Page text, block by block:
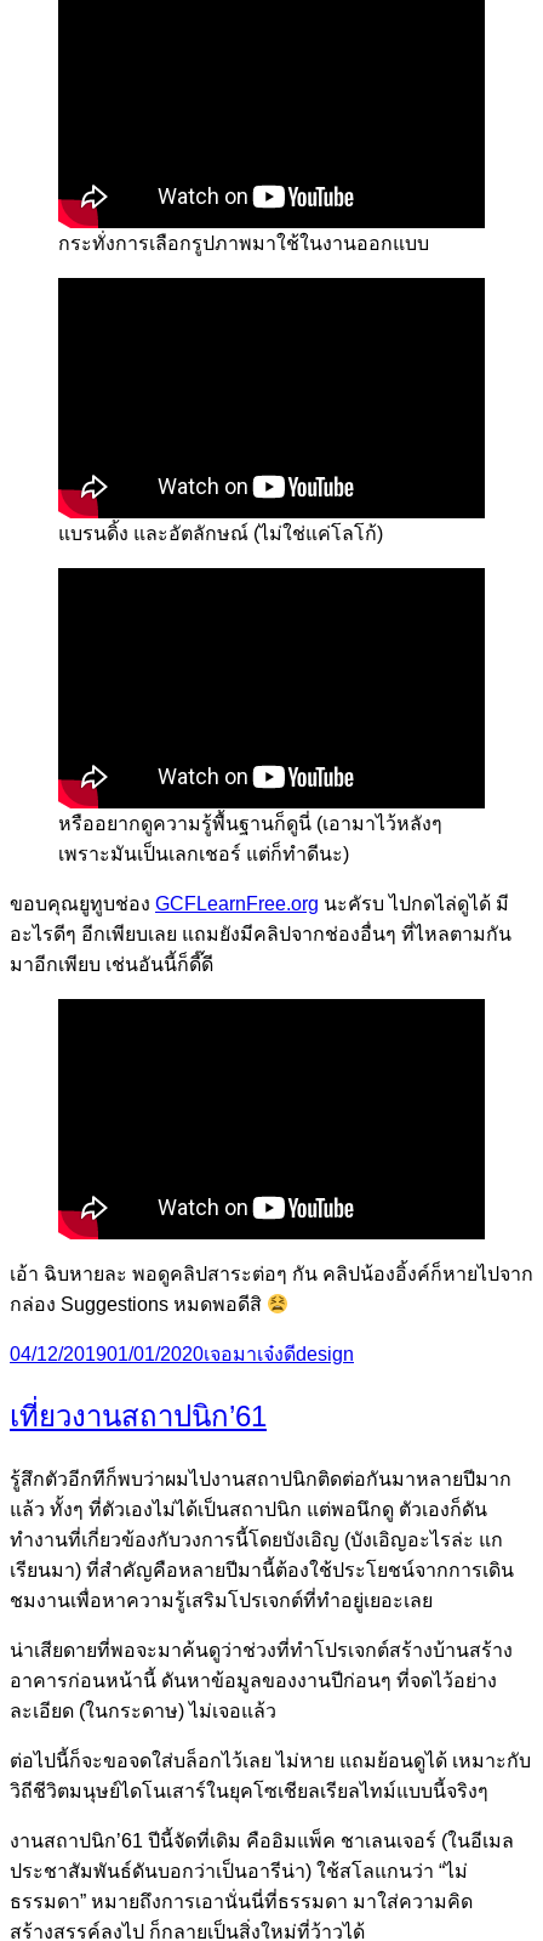
กระทั่งการเลือกรูปภาพมาใช้ในงานออกแบบ
แบรนดิ้ง และอัตลักษณ์ (ไม่ใช่แค่โลโก้)
หรืออยากดูความรู้พื้นฐานก็ดูนี่ (เอามาไว้หลังๆ
เพราะมันเป็นเลกเชอร์ แต่ก็ทำดีนะ)
ขอบคุณยูทูบช่อง GCFLearnFree.org นะคัรบ ไปกดไล่ดูได้ มี
อะไรดีๆ อีกเพียบเลย แถมยังมีคลิปจากช่องอื่นๆ ที่ไหลตามกัน
มาอีกเพียบ เช่นอันนี้ก็ดี๊ดี
เอ้า ฉิบหายละ พอดูคลิปสาระต่อๆ กัน คลิปน้องอิ้งค์ก็หายไปจาก
กล่อง Suggestions หมดพอดีสิ
Posted
04/12/201901/01/2020Categories
เจอมาเจ๋งดีTags
design
เที่ยวงานสถาปนิก’61
รู้สึกตัวอีกทีก็พบว่าผมไปงานสถาปนิกติดต่อกันมาหลายปีมาก
แล้ว ทั้งๆ ที่ตัวเองไม่ได้เป็นสถาปนิก แต่พอนึกดู ตัวเองก็ดัน
ทำงานที่เกี่ยวข้องกับวงการนี้โดยบังเอิญ (บังเอิญอะไรล่ะ แก
เรียนมา) ที่สำคัญคือหลายปีมานี้ต้องใช้ประโยชน์จากการเดิน
ชมงานเพื่อหาความรู้เสริมโปรเจกต์ที่ทำอยู่เยอะเลย
น่าเสียดายที่พอจะมาค้นดูว่าช่วงที่ทำโปรเจกต์สร้างบ้านสร้าง
อาคารก่อนหน้านี้ ดันหาข้อมูลของงานปีก่อนๆ ที่จดไว้อย่าง
ละเอียด (ในกระดาษ) ไม่เจอแล้ว
ต่อไปนี้ก็จะขอจดใส่บล็อกไว้เลย ไม่หาย แถมย้อนดูได้ เหมาะกับ
วิถีชีวิตมนุษย์ไดโนเสาร์ในยุคโซเชียลเรียลไทม์แบบนี้จริงๆ
งานสถาปนิก’61 ปีนี้จัดที่เดิม คืออิมแพ็ค ชาเลนเจอร์ (ในอีเมล
ประชาสัมพันธ์ดันบอกว่าเป็นอารีน่า) ใช้สโลแกนว่า “ไม่
ธรรมดา” หมายถึงการเอานั่นนี่ที่ธรรมดา มาใส่ความคิด
สร้างสรรค์ลงไป ก็กลายเป็นสิ่งใหม่ที่ว้าวได้